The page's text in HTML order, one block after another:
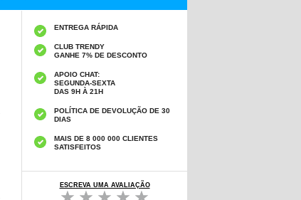
ENTREGA RÁPIDA
CLUB TRENDY
GANHE 7% DE DESCONTO
APOIO CHAT:
SEGUNDA-SEXTA
DAS 9H À 21H
POLÍTICA DE DEVOLUÇÃO DE 30
DIAS
MAIS DE 8 000 000 CLIENTES
SATISFEITOS
ESCREVA UMA AVALIAÇÃO